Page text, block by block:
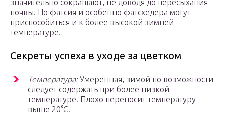
значительно сокращают, не доводя до пересыхания
почвы. Но фатсия и особенно фатсхедера могут
приспособиться и к более высокой зимней
температуре.
Секреты успеха в уходе за цветком
Температура:Умеренная, зимой по возможности
следует содержать при более низкой
температуре. Плохо переносит температуру
выше 20°С.